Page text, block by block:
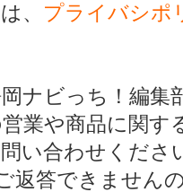
、 プライバシポ
ナビっち！編集
業や商品に関す
い合わせくださ
返答できません